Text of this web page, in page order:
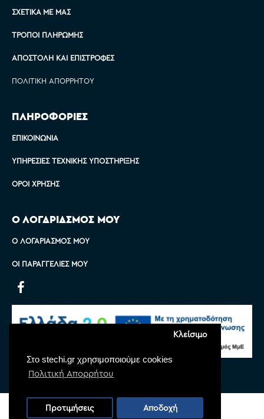
Στο stechi.gr χρησιμοποιούμε cookies
Πολιτική Απορρήτου
Κλείσιμο
Προτιμήσεις Αποδοχή
ΣΧΕΤΙΚΆ ΜΕ ΜΑΣ
ΤΡΌΠΟΙ ΠΛΗΡΩΜΉΣ
ΑΠΟΣΤΟΛΉ ΚΑΙ ΕΠΙΣΤΡΟΦΈΣ
ΠΟΛΙΤΙΚΉ ΑΠΟΡΡΉΤΟΥ
ΠΛΗΡΟΦΟΡΙΕΣ
ΕΠΙΚΟΙΝΩΝΊΑ
ΥΠΗΡΕΣΊΕΣ ΤΕΧΝΙΚΉΣ ΥΠΟΣΤΉΡΙΞΗΣ
ΌΡΟΙ ΧΡΉΣΗΣ
Ο ΛΟΓΑΡΙΑΣΜΟΣ ΜΟΥ
Ο ΛΟΓΑΡΙΑΣΜΌΣ ΜΟΥ
ΟΙ ΠΑΡΑΓΓΕΛΊΕΣ ΜΟΥ
Copyright © 2022 Stechi, All Rights Reserved
Powered by
Monoware Web